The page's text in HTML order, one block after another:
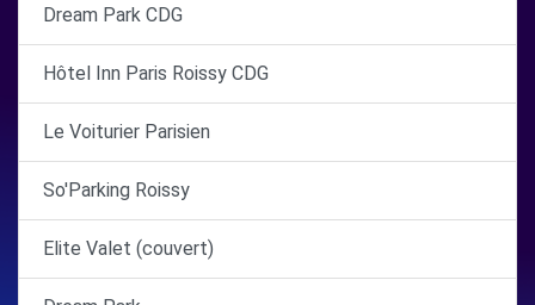
Dream Park CDG
Hôtel Inn Paris Roissy CDG
Le Voiturier Parisien
So'Parking Roissy
Elite Valet (couvert)